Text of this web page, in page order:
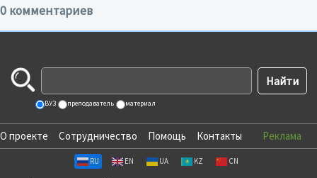
0 комментариев
ВУЗ преподаватель материал
О проекте Сотрудничество Помощь Контакты Реклама
RU EN UA KZ CN